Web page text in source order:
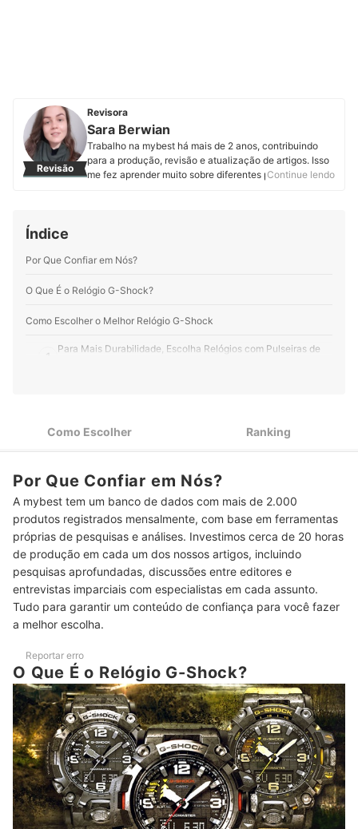
Revisão
Revisora
Sara Berwian
Trabalho na mybest há mais de 2 anos, contribuindo
para a produção, revisão e atualização de artigos. Isso
me fez aprender muito sobre diferentes produtos e
dedicação em cada texto. Trabalhar na mybest é uma
redigi, revisei e atualizei mais de 400 artigos para o
Perfil de Sara Berwian
Continue lendo
Índice
Por Que Confiar em Nós?
O Que É o Relógio G-Shock?
Como Escolher o Melhor Relógio G-Shock
1
Para Mais Durabilidade, Escolha Relógios com Pulseiras de
Escolha Modelos com Resistência à Água para Nadar ou
4
Confira se a Duração da Bateria Corresponde às suas
Necessidades
5
Relógios G-Shock com Luz LED são Mais Práticos em
Ambientes Escuros
6
Confira Outros Recursos Disponíveis e Funcionais do Relógio
G-Shock
7
Veja se as Dimensões e Peso São Confortáveis para seu
Pulso
Aproveite para Conhecer Outros Tipos de Relógio de Pulso
Como Escolher Ranking
Por Que Confiar em Nós?
A mybest tem um banco de dados com mais de 2.000
produtos registrados mensalmente, com base em ferramentas
próprias de pesquisas e análises. Investimos cerca de 20 horas
de produção em cada um dos nossos artigos, incluindo
pesquisas aprofundadas, discussões entre editores e
entrevistas imparciais com especialistas em cada assunto.
Tudo para garantir um conteúdo de confiança para você fazer
a melhor escolha.
Reportar erro
O Que É o Relógio G-Shock?